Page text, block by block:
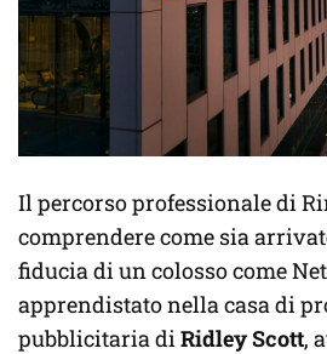
Il percorso professionale di
comprendere come sia
fiducia di un colosso come
apprendistato nella casa di
pubblicitaria diRidley Scott,